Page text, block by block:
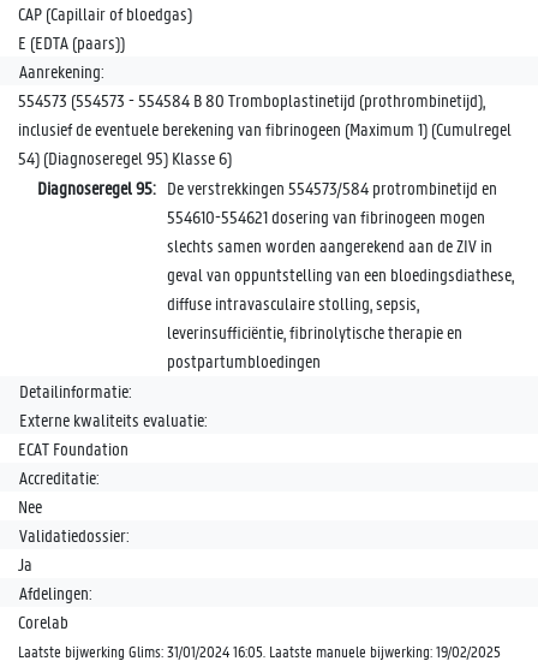
CAP (Capillair of bloedgas)
E (EDTA (paars))
Aanrekening:
554573 (554573 - 554584 B 80 Tromboplastinetijd (prothrombinetijd),
inclusief de eventuele berekening van fibrinogeen (Maximum 1) (Cumulregel
54) (Diagnoseregel 95) Klasse 6)
Diagnoseregel 95: De verstrekkingen 554573/584 protrombinetijd en
554610-554621 dosering van fibrinogeen mogen
slechts samen worden aangerekend aan de ZIV in
geval van oppuntstelling van een bloedingsdiathese,
diffuse intravasculaire stolling, sepsis,
leverinsufficiëntie, fibrinolytische therapie en
postpartumbloedingen
Detailinformatie:
Externe kwaliteits evaluatie:
ECAT Foundation
Accreditatie:
Nee
Validatiedossier:
Ja
Afdelingen:
Corelab
Laatste bijwerking Glims: 31/01/2024 16:05. Laatste manuele bijwerking: 19/02/2025